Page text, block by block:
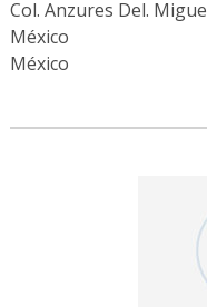
Col. Anzures Del.
México
México